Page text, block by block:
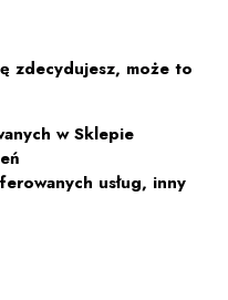
zdecydujesz, może to
w Sklepie
usług, inny